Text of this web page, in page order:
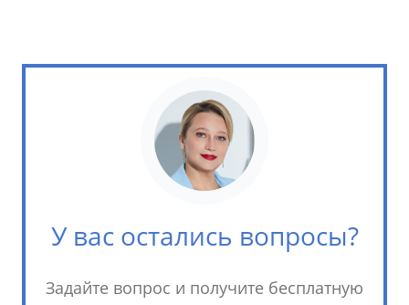
У вас остались вопросы?
Задайте вопрос и получите бесплатную